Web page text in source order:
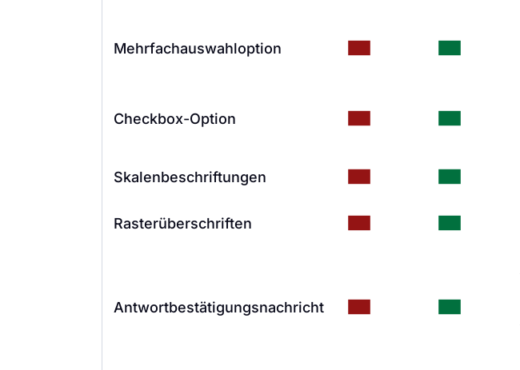
Mehrfachauswahloption
Checkbox-Option
Skalenbeschriftungen
Rasterüberschriften
Antwortbestätigungsnachricht